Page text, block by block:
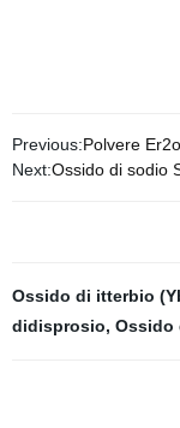
Previous:Polvere
Next:Ossido di sodio
Ossido di itterbio
didisprosio, Ossido